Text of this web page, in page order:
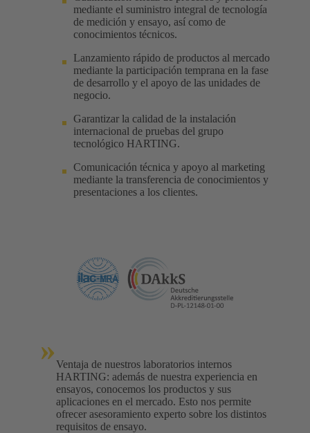
mediante el suministro integral de tecnología
de medición y ensayo, así como de
conocimientos técnicos.
Lanzamiento rápido de productos al mercado
mediante la participación temprana en la fase
de desarrollo y el apoyo de las unidades de
negocio.
Garantizar la calidad de la instalación
internacional de pruebas del grupo
tecnológico HARTING.
Comunicación técnica y apoyo al marketing
mediante la transferencia de conocimientos y
presentaciones a los clientes.
»Ventaja de nuestros laboratorios internos
HARTING: además de nuestra experiencia en
ensayos, conocemos los productos y sus
aplicaciones en el mercado. Esto nos permite
ofrecer asesoramiento experto sobre los distintos
requisitos de ensayo.